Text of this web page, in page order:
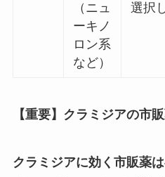
（ニュ
ーキノ
ロン系
など）
選択
【重要】クラミジアの市
クラミジアに効く市販薬は